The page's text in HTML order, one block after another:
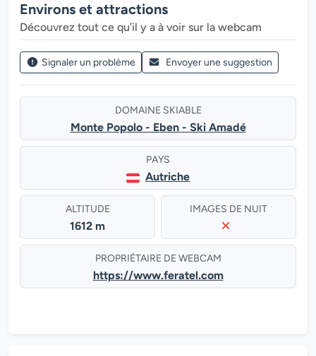
Environs et attractions
Découvrez tout ce qu’il y a à voir sur la webcam
Signaler un problème Envoyer une suggestion
DOMAINE SKIABLE
Monte Popolo - Eben - Ski Amadé
PAYS
Autriche
ALTITUDE
1612 m
IMAGES DE NUIT
PROPRIÉTAIRE DE WEBCAM
https://www.feratel.com